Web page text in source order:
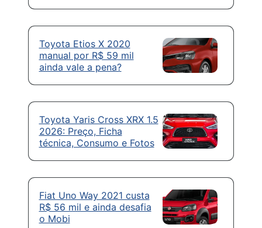
Toyota Etios X 2020
manual por R$ 59 mil
ainda vale a pena?
Toyota Yaris Cross XRX 1.5
2026: Preço, Ficha
técnica, Consumo e Fotos
Fiat Uno Way 2021 custa
R$ 56 mil e ainda desafia
o Mobi